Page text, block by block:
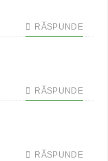
RĂSPUNDE
RĂSPUNDE
RĂSPUNDE